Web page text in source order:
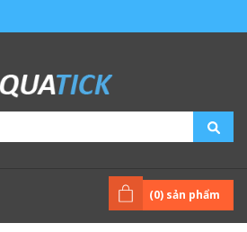
(0) sản phẩm